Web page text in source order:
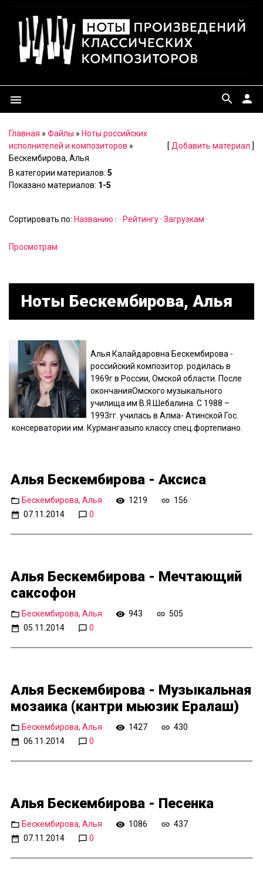
menu person
search
Главная » Файлы » Ноты российских
исполнителей и композиторов »
Бескембирова, Алья
[ Добавить материал ]
В категории материалов: 5
Показано материалов: 1-5
Сортировать по: Названию · Рейтингу· Загрузкам ·
Просмотрам
Ноты Бескембирова, Алья
Алья Калайдаровна Бескембирова -
российский композитор. родилась в
1969г в России, Омской области. После
окончанияОмского музыкального
училища им В.Я.Шебалина. С 1988 –
1993гг. училась в Алма- Атинской Гос.
консерватории им. Курмангазыпо классу спец.фортепиано.
Алья Бескембирова - Аксиса
Бескембирова, Алья 1219
156
07.11.2014
0
Алья Бескембирова - Мечтающий
саксофон
Бескембирова, Алья 943
505
05.11.2014
0
Алья Бескембирова - Музыкальная
мозаика (кантри мьюзик Ералаш)
Бескембирова, Алья 1427
430
06.11.2014
0
Алья Бескембирова - Песенка
Бескембирова, Алья 1086
437
07.11.2014
0